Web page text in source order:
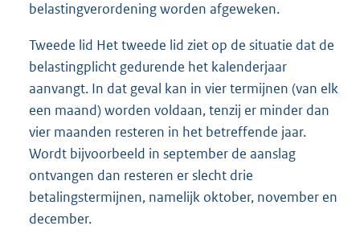
belastingverordening worden afgeweken.
Tweede lid Het tweede lid ziet op de situatie dat de
belastingplicht gedurende het kalenderjaar
aanvangt. In dat geval kan in vier termijnen (van elk
een maand) worden voldaan, tenzij er minder dan
vier maanden resteren in het betreffende jaar.
Wordt bijvoorbeeld in september de aanslag
ontvangen dan resteren er slecht drie
betalingstermijnen, namelijk oktober, november en
december.